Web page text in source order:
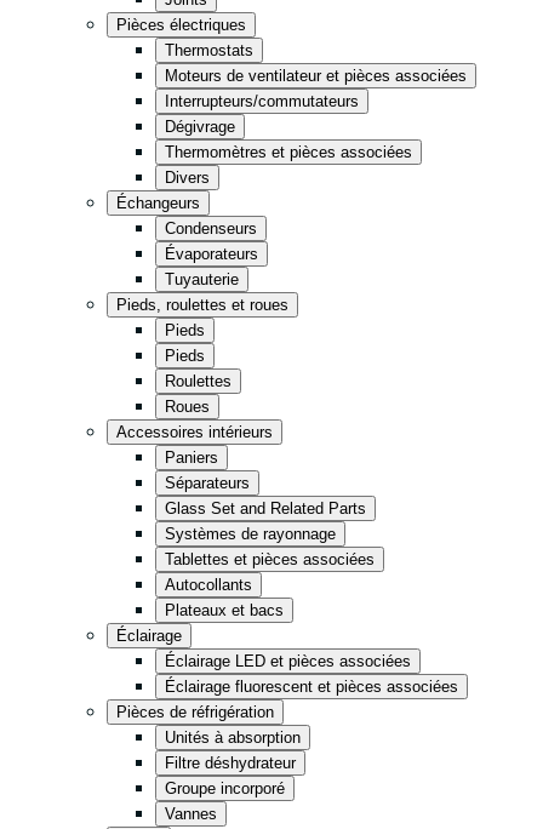
Épicerie
Vente de détail
Tout en noir
Cuisine
Entreposage
Fast Food
Pièces électriques
Thermostats
Moteurs de ventilateur et pièces associées
Interrupteurs/commutateurs
Dégivrage
Thermomètres et pièces associées
Divers
Échangeurs
Condenseurs
Évaporateurs
Tuyauterie
Pieds, roulettes et roues
Pieds
Pieds
Roulettes
Roues
Accessoires intérieurs
Paniers
Séparateurs
Glass Set and Related Parts
Systèmes de rayonnage
Tablettes et pièces associées
Autocollants
Plateaux et bacs
Éclairage
Éclairage LED et pièces associées
Éclairage fluorescent et pièces associées
Pièces de réfrigération
Unités à absorption
Filtre déshydrateur
Groupe incorporé
Vannes